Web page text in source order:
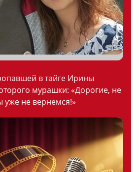
в тайге Ирины
мурашки: «Дорогие, не
уже не вернемся!»